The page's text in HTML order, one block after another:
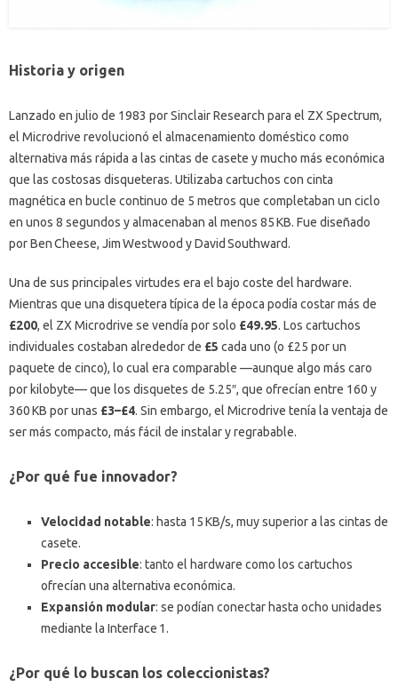
Historia y origen
Lanzado en julio de 1983 por Sinclair Research para el ZX Spectrum,
el Microdrive revolucionó el almacenamiento doméstico como
alternativa más rápida a las cintas de casete y mucho más económica
que las costosas disqueteras. Utilizaba cartuchos con cinta
magnética en bucle continuo de 5 metros que completaban un ciclo
en unos 8 segundos y almacenaban al menos 85 KB. Fue diseñado
por Ben Cheese, Jim Westwood y David Southward.
Una de sus principales virtudes era el bajo coste del hardware.
Mientras que una disquetera típica de la época podía costar más de
£200, el ZX Microdrive se vendía por solo £49.95. Los cartuchos
individuales costaban alrededor de £5 cada uno (o £25 por un
paquete de cinco), lo cual era comparable —aunque algo más caro
por kilobyte— que los disquetes de 5.25″, que ofrecían entre 160 y
360 KB por unas £3–£4. Sin embargo, el Microdrive tenía la ventaja de
ser más compacto, más fácil de instalar y regrabable.
¿Por qué fue innovador?
Velocidad notable: hasta 15 KB/s, muy superior a las cintas de
casete.
Precio accesible: tanto el hardware como los cartuchos
ofrecían una alternativa económica.
Expansión modular: se podían conectar hasta ocho unidades
mediante la Interface 1.
¿Por qué lo buscan los coleccionistas?